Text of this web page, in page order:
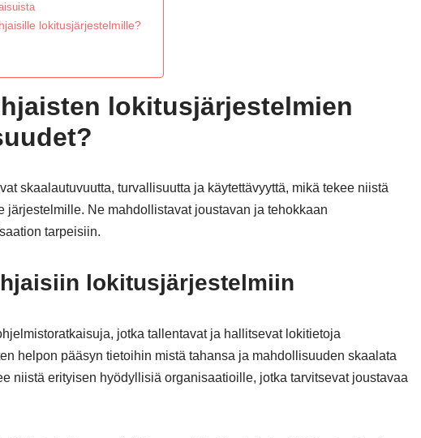
lokitusjärjestelmille?
lokitusjärjestelmien
skaalautuvuutta, turvallisuutta ja käytettävyyttä, mikä tekee niistä
järjestelmille. Ne mahdollistavat joustavan ja tehokkaan
tarpeisiin.
lokitusjärjestelmiin
jotka tallentavat ja hallitsevat lokitietoja
helpon pääsyn tietoihin mistä tahansa ja mahdollisuuden skaalata
niistä erityisen hyödyllisiä organisaatioille, jotka tarvitsevat joustavaa